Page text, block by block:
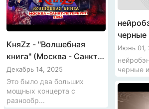
КняZz - "Волшебная
книга" (Москва - Санкт-
Петербург, 2024)
Декабрь 14, 2025
Это было два больших
мощных концерта с
разнообр...
Июнь 01,